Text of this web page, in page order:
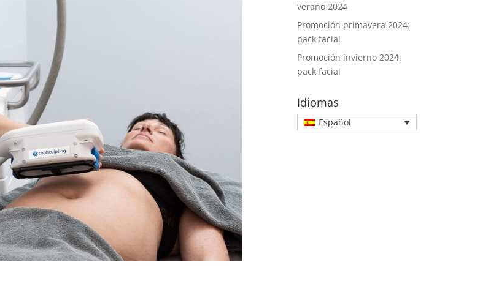
verano 2024
Promoción primavera 2024:
pack facial
Promoción invierno 2024:
pack facial
Idiomas
Español